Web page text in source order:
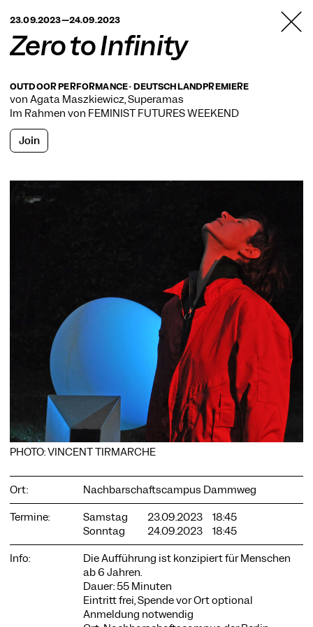
BERLIN
23.09.2023—24.09.2023
Zero to Infinity
OUTDOOR PERFORMANCE · DEUTSCHLANDPREMIERE
von Agata Maszkiewicz, Superamas
Im Rahmen von FEMINIST FUTURES WEEKEND
Join
PHOTO: VINCENT TIRMARCHE
Ort:
Nachbarschaftscampus Dammweg
Termine:
Samstag 23.09.2023
18:45
Sonntag
24.09.2023
18:45
Info:
Die Aufführung ist konzipiert für Menschen
ab 6 Jahren.
Dauer: 55 Minuten
Eintritt frei, Spende vor Ort optional
Anmeldung notwendig
COOKIE-EINSTELLUNGEN
Wir verwenden Cookies und Inhalte externer Anbieter auf
unserer Website. Notwendige Cookies sind essenziell, damit
Sie die Website nutzen können. Andere Cookies helfen uns,
die Website weiterzuentwickeln. Sie können Ihre Einwilligung
Datenschutzerklärung für weitere Informationen. Unten
können Sie auswählen, welche Technologien Sie zulassen
möchten.
Notwendige Cookies
Externe Medien
Statistiken
Nur notwendige Alle akzeptieren Speichern